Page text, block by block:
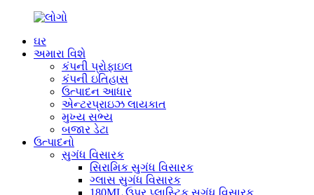
ઘર
અમારા વિશે
કંપની પ્રોફાઇલ
કંપની ઇતિહાસ
ઉત્પાદન આધાર
એન્ટરપ્રાઇઝ લાયકાત
મુખ્ય સભ્ય
બજાર ડેટા
ઉત્પાદનો
સુગંધ વિસારક
સિરામિક સુગંધ વિસારક
ગ્લાસ સુગંધ વિસારક
180ML ઉપર પ્લાસ્ટિક સુગંધ વિસારક